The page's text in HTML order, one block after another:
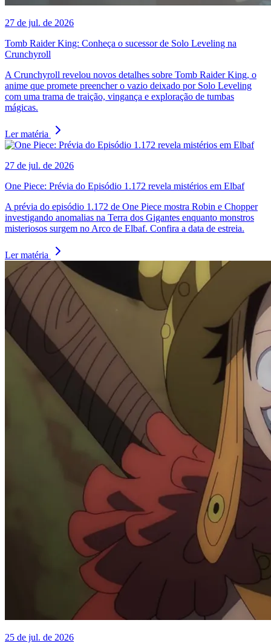
27 de jul. de 2026
Tomb Raider King: Conheça o sucessor de Solo Leveling na
Crunchyroll
A Crunchyroll revelou novos detalhes sobre Tomb Raider King, o
anime que promete preencher o vazio deixado por Solo Leveling
com uma trama de traição, vingança e exploração de tumbas
mágicas.
Ler matéria
27 de jul. de 2026
One Piece: Prévia do Episódio 1.172 revela mistérios em Elbaf
A prévia do episódio 1.172 de One Piece mostra Robin e Chopper
investigando anomalias na Terra dos Gigantes enquanto monstros
misteriosos surgem no Arco de Elbaf. Confira a data de estreia.
Ler matéria
25 de jul. de 2026